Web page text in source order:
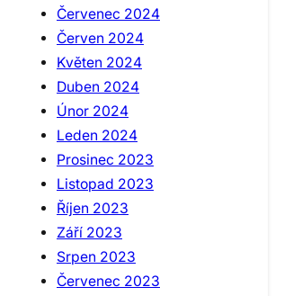
Červenec 2024
Červen 2024
Květen 2024
Duben 2024
Únor 2024
Leden 2024
Prosinec 2023
Listopad 2023
Říjen 2023
Září 2023
Srpen 2023
Červenec 2023